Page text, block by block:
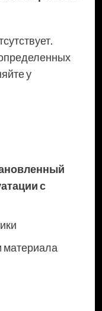
у
с
материала